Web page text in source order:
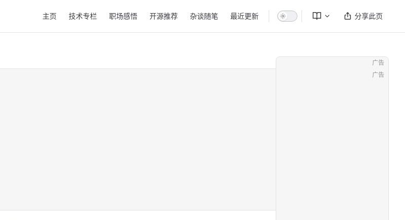
主页 技术专栏 职场感悟 开源推荐 杂谈随笔 最近更新 分享此页
广告
广告